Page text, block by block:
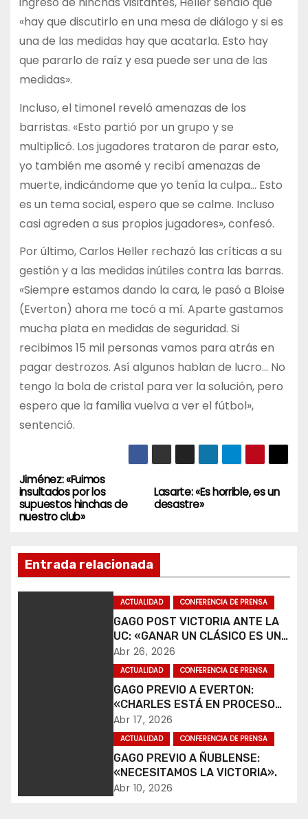
«hay que discutirlo en una mesa de diálogo y si es
una de las medidas hay que acatarla. Esto hay
que pararlo de raíz y esa puede ser una de las
medidas».
Incluso, el timonel reveló amenazas de los
barristas. «Esto partió por un grupo y se
multiplicó. Los jugadores trataron de parar esto,
yo también me asomé y recibí amenazas de
muerte, indicándome que yo tenía la culpa… Esto
es un tema social, espero que se calme. Incluso
casi agreden a sus propios jugadores», confesó.
Por último, Carlos Heller rechazó las críticas a su
gestión y a las medidas inútiles contra las barras.
«Siempre estamos dando la cara, le pasó a Bloise
(Everton) ahora me tocó a mí. Aparte gastamos
mucha plata en medidas de seguridad. Si
recibimos 15 mil personas vamos para atrás en
pagar destrozos. Así algunos hablan de lucro… No
tengo la bola de cristal para ver la solución, pero
espero que la familia vuelva a ver el fútbol»,
sentenció.
N
a
e
Lasarte: «Es horrible, es un
desastre»
Jiménez: «Fuimos
insultados por los
supuestos hinchas de
nuestro club»
Entrada relacionada
ACTUALIDAD CONFERENCIA DE PRENSA
GAGO POST VICTORIA ANTE LA
UC: «GANAR UN CLÁSICO ES UNA
ALEGRÍA».
Abr 26, 2026
ACTUALIDAD CONFERENCIA DE PRENSA
GAGO PREVIO A EVERTON:
«CHARLES ESTÁ EN PROCESO
DE RECUPERACIÓN».
Abr 17, 2026
ACTUALIDAD CONFERENCIA DE PRENSA
GAGO PREVIO A ÑUBLENSE:
«NECESITAMOS LA VICTORIA».
Abr 10, 2026